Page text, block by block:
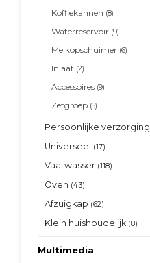
Koffiekannen (8)
Waterreservoir (9)
Melkopschuimer (6)
Inlaat (2)
Accessoires (9)
Zetgroep (5)
Persoonlijke verzorging
Universeel (17)
Vaatwasser (118)
Oven (43)
Afzuigkap (62)
Klein huishoudelijk (8)
Multimedia